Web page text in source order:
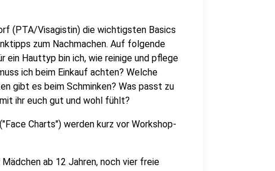
(PTA/Visagistin) die wichtigsten Basics
zum Nachmachen. Auf folgende
ein Hauttyp bin ich, wie reinige und pflege
ich beim Einkauf achten? Welche
gibt es beim Schminken? Was passt zu
ihr euch gut und wohl fühlt?
Charts") werden kurz vor Workshop-
ab 12 Jahren, noch vier freie